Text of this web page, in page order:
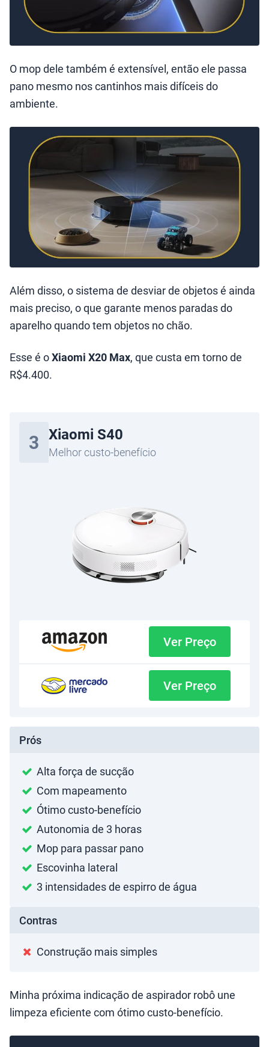
O mop dele também é extensível, então ele passa
pano mesmo nos cantinhos mais difíceis do
ambiente.
Além disso, o sistema de desviar de objetos é ainda
mais preciso, o que garante menos paradas do
aparelho quando tem objetos no chão.
Esse é oXiaomi X20 Max, que custa em torno de
R$4.400.
3 Xiaomi S40
Melhor custo-benefício
Ver Preço
Ver Preço
Prós
Alta força de sucção
Com mapeamento
Ótimo custo-benefício
Autonomia de 3 horas
Mop para passar pano
Escovinha lateral
3 intensidades de espirro de água
Contras
Construção mais simples
Minha próxima indicação de aspirador robô une
limpeza eficiente com ótimo custo-benefício.